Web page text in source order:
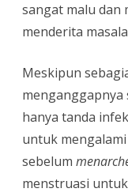
sangat malu dan
menderita
Meskipun
menganggapnya
hanya tanda
untuk
sebelum
menstruasi